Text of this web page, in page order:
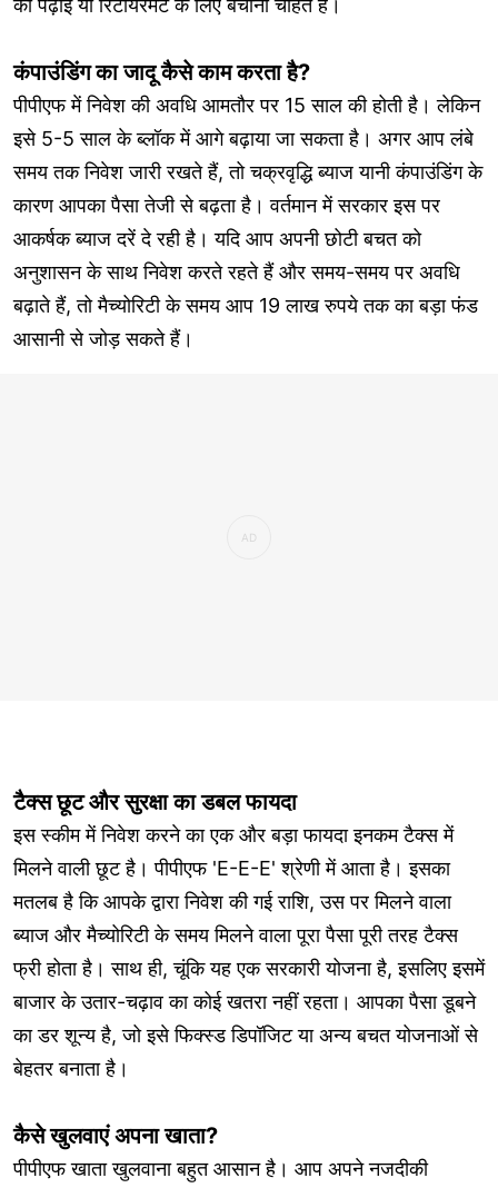
कंपाउंडिंग का जादू कैसे काम करता है?
पीपीएफ में निवेश की अवधि आमतौर पर 15 साल की होती है। लेकिन
इसे 5-5 साल के ब्लॉक में आगे बढ़ाया जा सकता है। अगर आप लंबे
समय तक निवेश जारी रखते हैं, तो चक्रवृद्धि ब्याज यानी कंपाउंडिंग के
कारण आपका पैसा तेजी से बढ़ता है। वर्तमान में सरकार इस पर
आकर्षक ब्याज दरें दे रही है। यदि आप अपनी छोटी बचत को
अनुशासन के साथ निवेश करते रहते हैं और समय-समय पर अवधि
बढ़ाते हैं, तो मैच्योरिटी के समय आप 19 लाख रुपये तक का बड़ा फंड
आसानी से जोड़ सकते हैं।
टैक्स छूट और सुरक्षा का डबल फायदा
इस स्कीम में निवेश करने का एक और बड़ा फायदा इनकम टैक्स में
मिलने वाली छूट है। पीपीएफ 'E-E-E' श्रेणी में आता है। इसका
मतलब है कि आपके द्वारा निवेश की गई राशि, उस पर मिलने वाला
ब्याज और मैच्योरिटी के समय मिलने वाला पूरा पैसा पूरी तरह टैक्स
फ्री होता है। साथ ही, चूंकि यह एक सरकारी योजना है, इसलिए इसमें
बाजार के उतार-चढ़ाव का कोई खतरा नहीं रहता। आपका पैसा डूबने
का डर शून्य है, जो इसे फिक्स्ड डिपॉजिट या अन्य बचत योजनाओं से
बेहतर बनाता है।
कैसे खुलवाएं अपना खाता?
पीपीएफ खाता खुलवाना बहुत आसान है। आप अपने नजदीकी